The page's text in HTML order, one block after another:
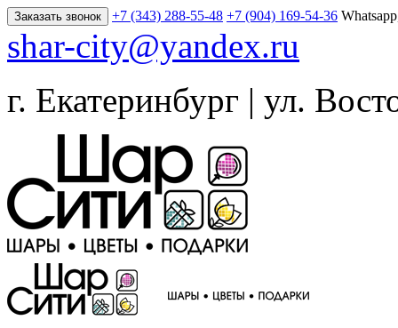
Заказать звонок +7 (343) 288-55-48 +7 (904) 169-54-36
shar-city@yandex.ru
г. Екатеринбург | ул.